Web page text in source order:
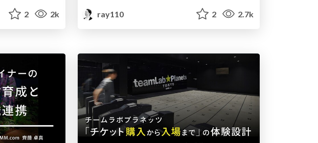
2 2k
ray110
2 2.7k